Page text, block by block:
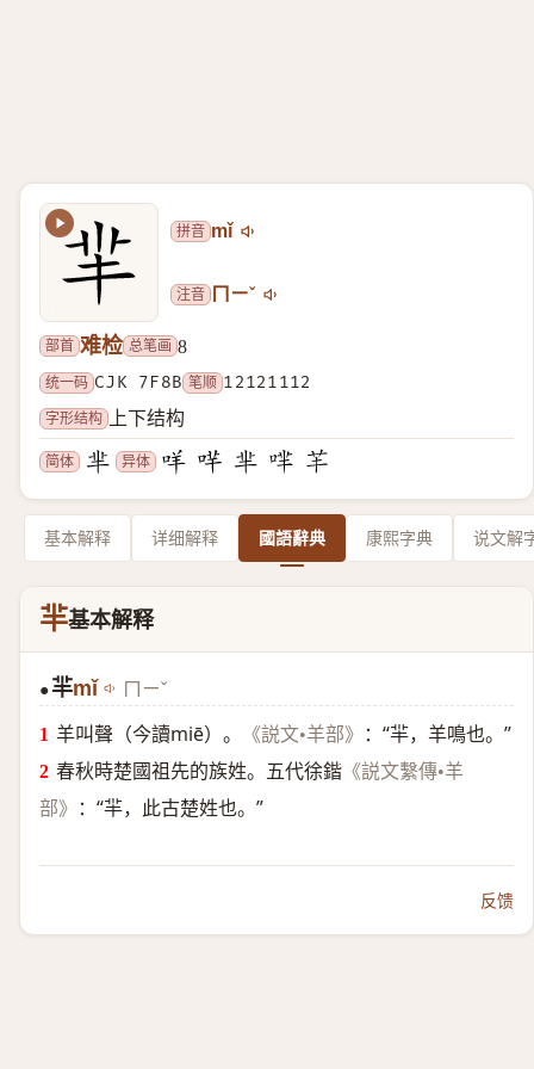
拼音 mǐ
注音 ㄇㄧˇ
部首 难检 总笔画 8
统一码 CJK 7F8B 笔顺 12121112
字形结构
上下结构
简体 异体
基本解释 详细解释 國語辭典 康熙字典 说文解
羋基本解释
●羋mǐ ㄇㄧˇ
羊叫聲（今讀miē）。 《説文•羊部》
：“羋，羊鳴也。”
春秋時楚國祖先的族姓。五代徐鍇《説文繫傳•羊
部》
：“羋，此古楚姓也。”
反馈